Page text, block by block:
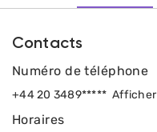
Contacts
Horaires
Numéro de téléphone
+44 20 3489***** Afficher